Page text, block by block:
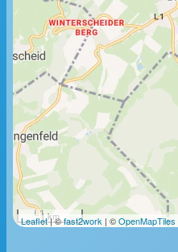
1 km
Leaflet| ©fast2work | ©OpenMapTiles